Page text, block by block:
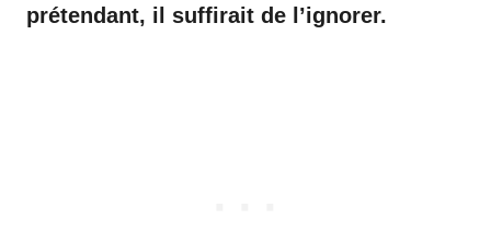
prétendant, il suffirait de l’ignorer.